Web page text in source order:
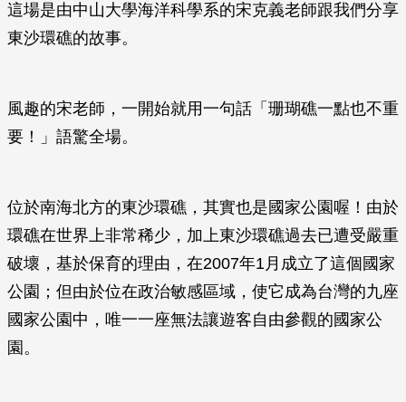
這場是由中山大學海洋科學系的宋克義老師跟我們分享
東沙環礁的故事。
風趣的宋老師，一開始就用一句話「珊瑚礁一點也不重
要！」語驚全場。
位於南海北方的東沙環礁，其實也是國家公園喔！由於
環礁在世界上非常稀少，加上東沙環礁過去已遭受嚴重
破壞，基於保育的理由，在2007年1月成立了這個國家
公園；但由於位在政治敏感區域，使它成為台灣的九座
國家公園中，唯一一座無法讓遊客自由參觀的國家公
園。